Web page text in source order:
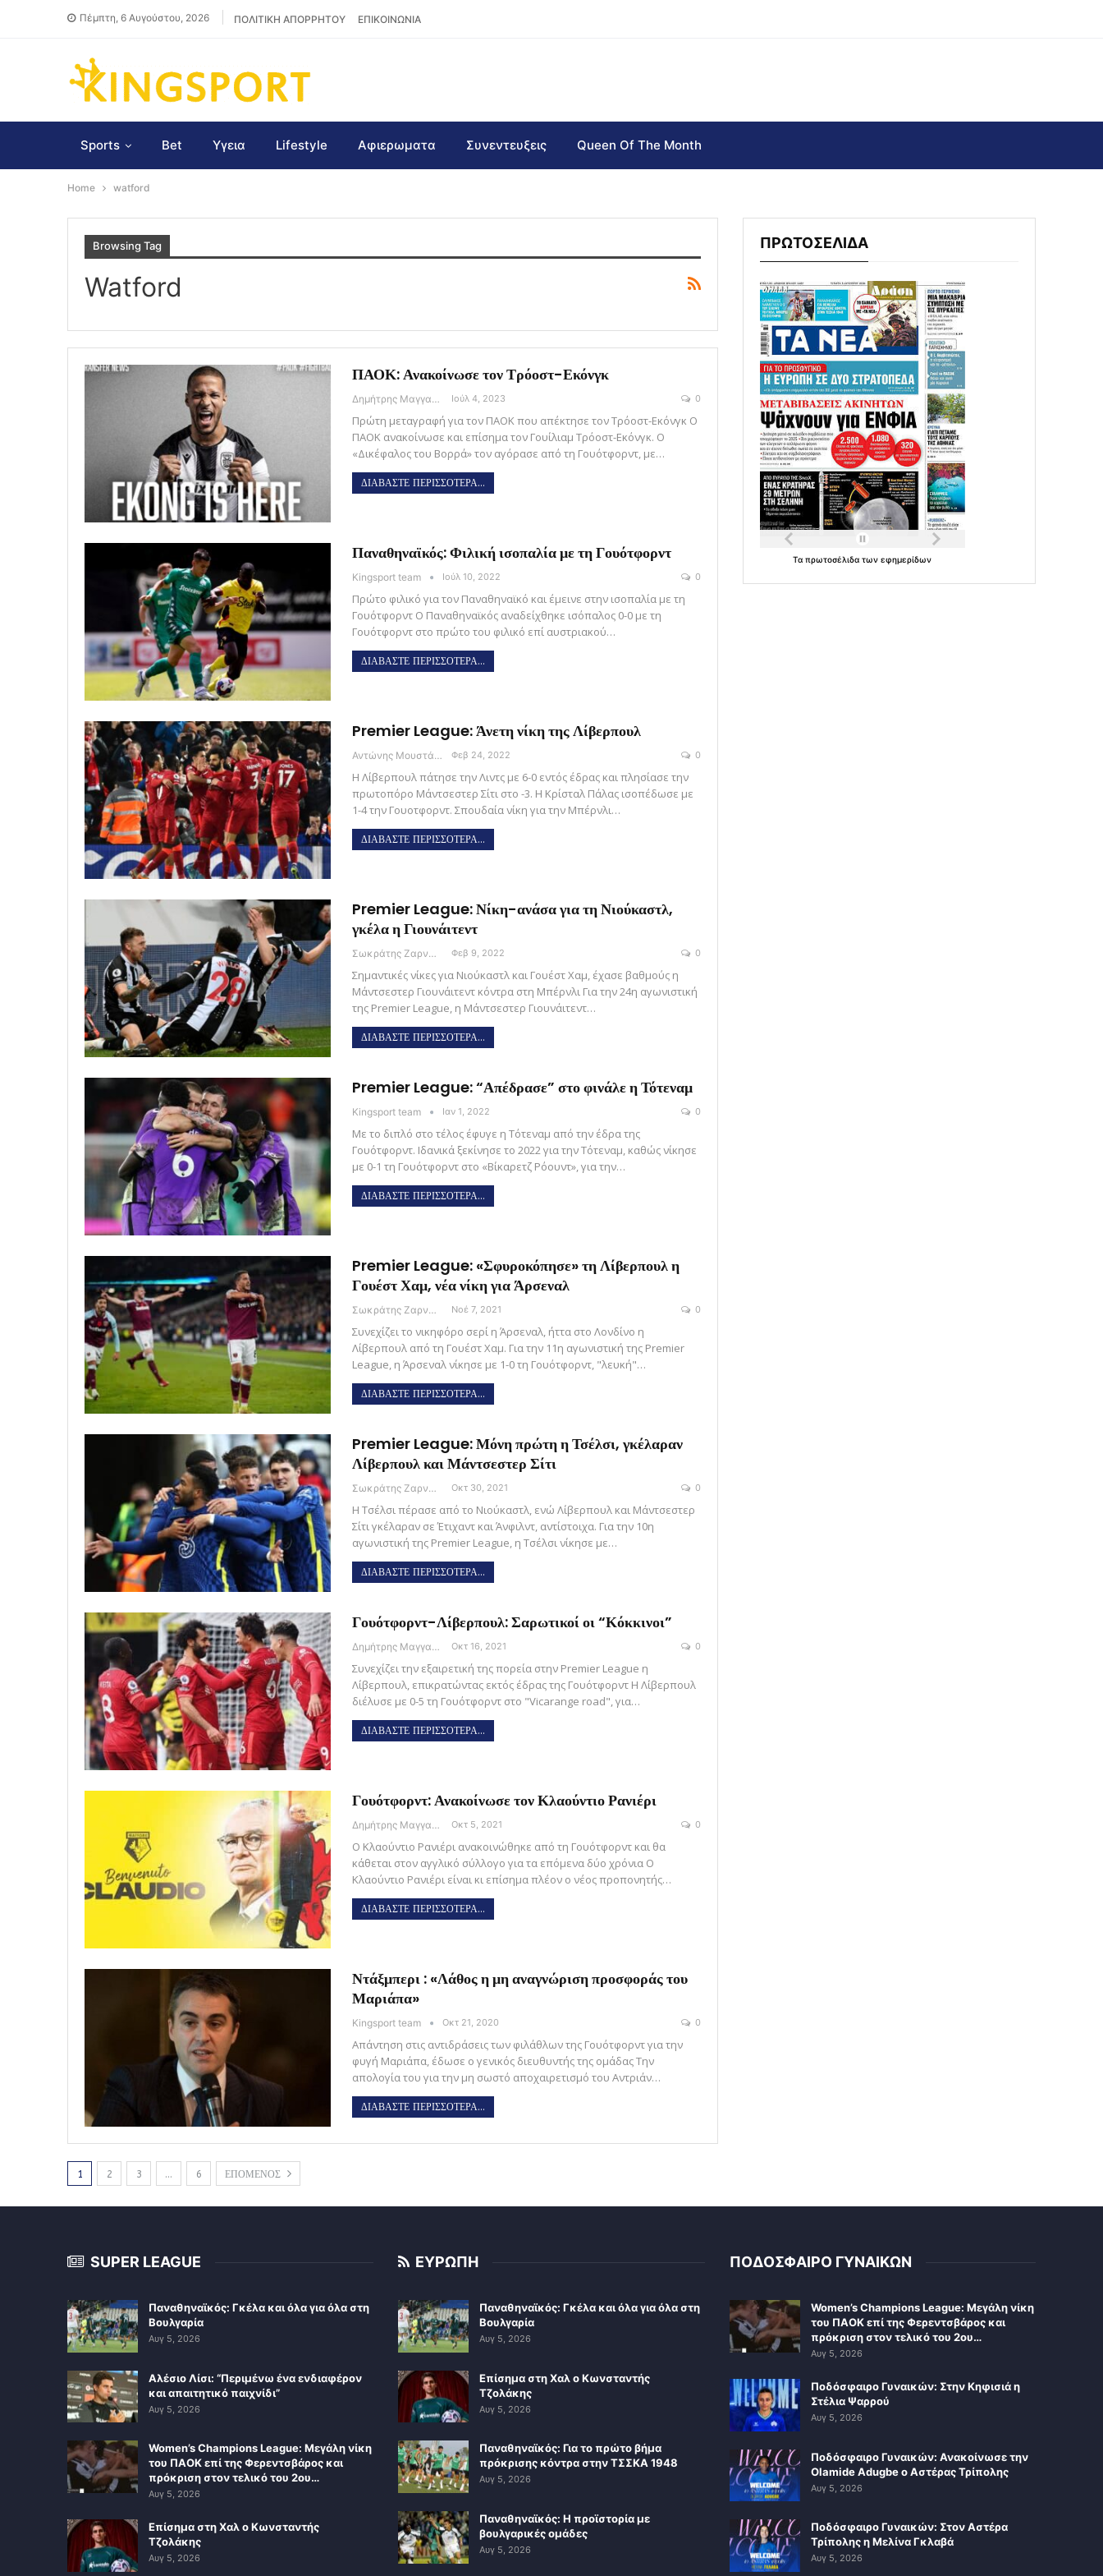
Πέμπτη, 6 Αυγούστου, 2026 ΠΟΛΙΤΙΚΗ ΑΠΟΡΡΗΤΟΥ ΕΠΙΚΟΙΝΩΝΙΑ
Sports Bet Υγεια Lifestyle Αφιερωματα Συνεντευξεις Queen Of The Month
Home watford
Browsing Tag
Watford
ΠΑΟΚ: Ανακοίνωσε τον Τρόοστ-Εκόνγκ
Δημήτρης Μαγγανάρης Ιούλ 4, 2023 0
Πρώτη μεταγραφή για τον ΠΑΟΚ που απέκτησε τον Τρόοστ-Εκόνγκ Ο
ΠΑΟΚ ανακοίνωσε και επίσημα τον Γουίλιαμ Τρόοστ-Εκόνγκ. Ο
«Δικέφαλος του Βορρά» τον αγόρασε από τη Γουότφορντ, με…
ΔΙΑΒΑΣΤΕ ΠΕΡΙΣΣΟΤΕΡΑ...
Παναθηναϊκός: Φιλική ισοπαλία με τη Γουότφορντ
Kingsport team Ιούλ 10, 2022 0
Πρώτο φιλικό για τον Παναθηναϊκό και έμεινε στην ισοπαλία με τη
Γουότφορντ Ο Παναθηναϊκός αναδείχθηκε ισόπαλος 0-0 με τη
Γουότφορντ στο πρώτο του φιλικό επί αυστριακού…
ΔΙΑΒΑΣΤΕ ΠΕΡΙΣΣΟΤΕΡΑ...
Premier League: Άνετη νίκη της Λίβερπουλ
Αντώνης Μουστάκας Φεβ 24, 2022 0
Η Λίβερπουλ πάτησε την Λιντς με 6-0 εντός έδρας και πλησίασε την
πρωτοπόρο Μάντσεστερ Σίτι στο -3. Η Κρίσταλ Πάλας ισοπέδωσε με
1-4 την Γουοτφορντ. Σπουδαία νίκη για την Μπέρνλι…
ΔΙΑΒΑΣΤΕ ΠΕΡΙΣΣΟΤΕΡΑ...
Premier League: Νίκη-ανάσα για τη Νιούκαστλ,
γκέλα η Γιουνάιτεντ
Σωκράτης Ζαρναβέλης Φεβ 9, 2022 0
Σημαντικές νίκες για Νιούκαστλ και Γουέστ Χαμ, έχασε βαθμούς η
Μάντσεστερ Γιουνάιτεντ κόντρα στη Μπέρνλι Για την 24η αγωνιστική
της Premier League, η Μάντσεστερ Γιουνάιτεντ…
ΔΙΑΒΑΣΤΕ ΠΕΡΙΣΣΟΤΕΡΑ...
Premier League: “Απέδρασε” στο φινάλε η Τότεναμ
Kingsport team Ιαν 1, 2022 0
Με το διπλό στο τέλος έφυγε η Τότεναμ από την έδρα της
Γουότφορντ. Ιδανικά ξεκίνησε το 2022 για την Τότεναμ, καθώς νίκησε
με 0-1 τη Γουότφορντ στο «Βίκαρετζ Ρόουντ», για την…
ΔΙΑΒΑΣΤΕ ΠΕΡΙΣΣΟΤΕΡΑ...
Premier League: «Σφυροκόπησε» τη Λίβερπουλ η
Γουέστ Χαμ, νέα νίκη για Άρσεναλ
Σωκράτης Ζαρναβέλης Νοέ 7, 2021 0
Συνεχίζει το νικηφόρο σερί η Άρσεναλ, ήττα στο Λονδίνο η
Λίβερπουλ από τη Γουέστ Χαμ. Για την 11η αγωνιστική της Premier
League, η Άρσεναλ νίκησε με 1-0 τη Γουότφορντ, "λευκή"…
ΔΙΑΒΑΣΤΕ ΠΕΡΙΣΣΟΤΕΡΑ...
Premier League: Μόνη πρώτη η Τσέλσι, γκέλαραν
Λίβερπουλ και Μάντσεστερ Σίτι
Σωκράτης Ζαρναβέλης Οκτ 30, 2021 0
Η Τσέλσι πέρασε από το Νιούκαστλ, ενώ Λίβερπουλ και Μάντσεστερ
Σίτι γκέλαραν σε Έτιχαντ και Άνφιλντ, αντίστοιχα. Για την 10η
αγωνιστική της Premier League, η Τσέλσι νίκησε με…
ΔΙΑΒΑΣΤΕ ΠΕΡΙΣΣΟΤΕΡΑ...
Γουότφορντ-Λίβερπουλ: Σαρωτικοί οι “Κόκκινοι”
Δημήτρης Μαγγανάρης Οκτ 16, 2021 0
Συνεχίζει την εξαιρετική της πορεία στην Premier League η
Λίβερπουλ, επικρατώντας εκτός έδρας της Γουότφορντ Η Λίβερπουλ
διέλυσε με 0-5 τη Γουότφορντ στο "Vicarange road", για…
ΔΙΑΒΑΣΤΕ ΠΕΡΙΣΣΟΤΕΡΑ...
Γουότφορντ: Ανακοίνωσε τον Κλαούντιο Ρανιέρι
Δημήτρης Μαγγανάρης Οκτ 5, 2021 0
Ο Κλαούντιο Ρανιέρι ανακοινώθηκε από τη Γουότφορντ και θα
κάθεται στον αγγλικό σύλλογο για τα επόμενα δύο χρόνια Ο
Κλαούντιο Ρανιέρι είναι κι επίσημα πλέον ο νέος προπονητής…
ΔΙΑΒΑΣΤΕ ΠΕΡΙΣΣΟΤΕΡΑ...
Ντάξμπερι : «Λάθος η μη αναγνώριση προσφοράς του
Μαριάπα»
Kingsport team Οκτ 21, 2020 0
Απάντηση στις αντιδράσεις των φιλάθλων της Γουότφορντ για την
φυγή Μαριάπα, έδωσε ο γενικός διευθυντής της ομάδας Την
απολογία του για την μη σωστό αποχαιρετισμό του Αντριάν…
ΔΙΑΒΑΣΤΕ ΠΕΡΙΣΣΟΤΕΡΑ...
1 2 3 … 6 ΕΠΟΜΕΝΟΣ
ΠΡΩΤΟΣΕΛΙΔΑ
Ταπρωτοσέλιδατωνεφημερίδων
SUPER LEAGUE
Παναθηναϊκός: Γκέλα και όλα για όλα στη
Βουλγαρία
Αυγ 5, 2026
Αλέσιο Λίσι: “Περιμένω ένα ενδιαφέρον
και απαιτητικό παιχνίδι”
Αυγ 5, 2026
Women’s Champions League: Μεγάλη νίκη
του ΠΑΟΚ επί της Φερεντσβάρος και
πρόκριση στον τελικό του 2ου…
Αυγ 5, 2026
Επίσημα στη Χαλ ο Κωνσταντής
Τζολάκης
Αυγ 5, 2026
ΕΥΡΩΠΗ
Παναθηναϊκός: Γκέλα και όλα για όλα στη
Βουλγαρία
Αυγ 5, 2026
Επίσημα στη Χαλ ο Κωνσταντής
Τζολάκης
Αυγ 5, 2026
Παναθηναϊκός: Για το πρώτο βήμα
πρόκρισης κόντρα στην ΤΣΣΚΑ 1948
Αυγ 5, 2026
Παναθηναϊκός: Η προϊστορία με
βουλγαρικές ομάδες
Αυγ 5, 2026
ΠΟΔΟΣΦΑΙΡΟ ΓΥΝΑΙΚΩΝ
Women’s Champions League: Μεγάλη νίκη
του ΠΑΟΚ επί της Φερεντσβάρος και
πρόκριση στον τελικό του 2ου…
Αυγ 5, 2026
Ποδόσφαιρο Γυναικών: Στην Κηφισιά η
Στέλια Ψαρρού
Αυγ 5, 2026
Ποδόσφαιρο Γυναικών: Ανακοίνωσε την
Olamide Adugbe ο Αστέρας Τρίπολης
Αυγ 5, 2026
Ποδόσφαιρο Γυναικών: Στον Αστέρα
Τρίπολης η Μελίνα Γκλαβά
Αυγ 5, 2026